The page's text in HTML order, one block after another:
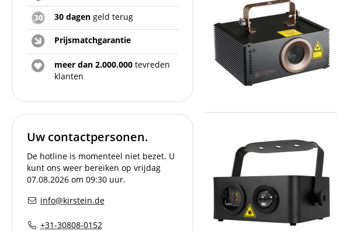
30 dagen geld terug
Prijsmatchgarantie
meer dan 2.000.000 tevreden
klanten
Uw contactpersonen.
De hotline is momenteel niet bezet. U
kunt ons weer bereiken op vrijdag
07.08.2026 om 09:30 uur.
info@kirstein.de
+31-30808-0152